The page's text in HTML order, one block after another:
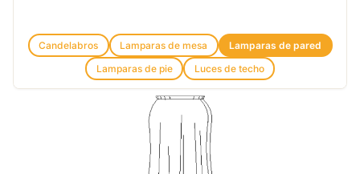
Candelabros Lamparas de mesa
Lamparas de pared
Lamparas de pie
Luces de techo